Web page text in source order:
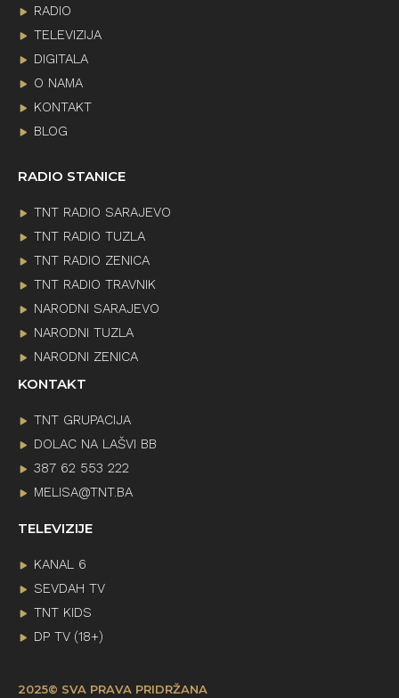
RADIO
TELEVIZIJA
DIGITALA
O NAMA
KONTAKT
BLOG
RADIO STANICE
TNT RADIO SARAJEVO
TNT RADIO TUZLA
TNT RADIO ZENICA
TNT RADIO TRAVNIK
NARODNI SARAJEVO
NARODNI TUZLA
NARODNI ZENICA
KONTAKT
TNT GRUPACIJA
DOLAC NA LAŠVI BB
387 62 553 222
MELISA@TNT.BA
TELEVIZIJE
KANAL 6
SEVDAH TV
TNT KIDS
DP TV (18+)
2025© SVA PRAVA PRIDRŽANA